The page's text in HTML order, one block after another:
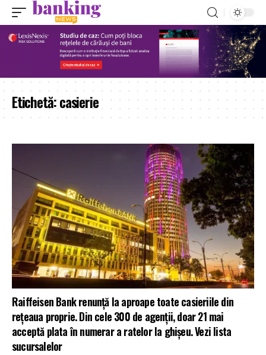
Etichetă:casierie
Raiffeisen Bank renunță la aproape toate casieriile din
rețeaua proprie. Din cele 300 de agenții, doar 21 mai
acceptă plata în numerar a ratelor la ghișeu. Vezi lista
sucursalelor